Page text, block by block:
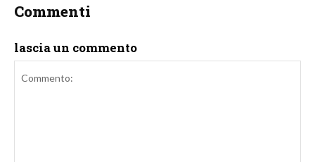
Commenti
lascia un commento